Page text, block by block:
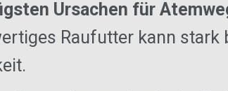
Ursachen für
Raufutter kann stark